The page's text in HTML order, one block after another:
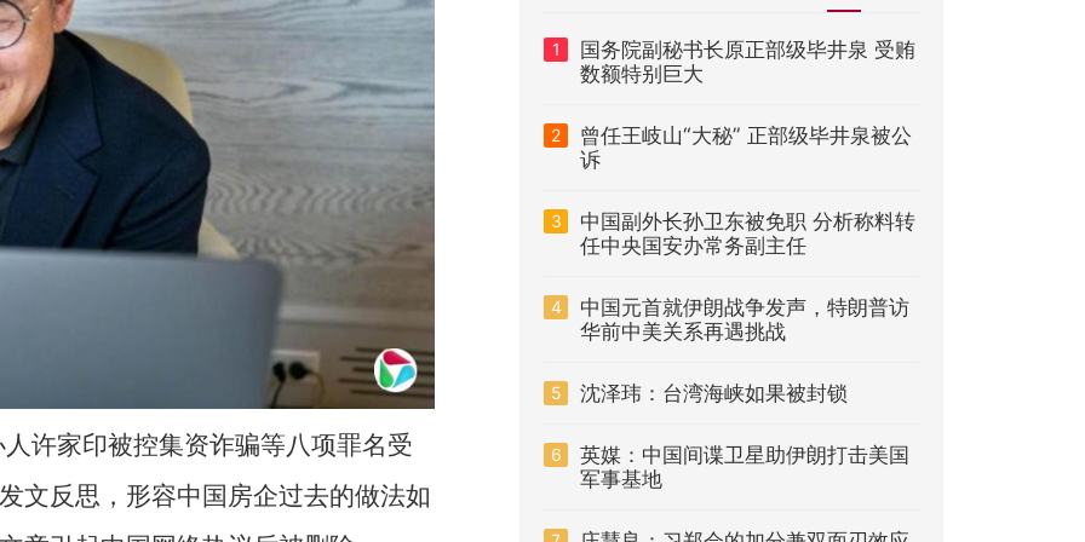
许家印被控集资诈骗等八项罪名受
文反思，形容中国房企过去的做法如
1
国务院副秘书长原正部级毕井泉 受贿
数额特别巨大
2
曾任王岐山“大秘” 正部级毕井泉被公
诉
3
中国副外长孙卫东被免职 分析称料转
任中央国安办常务副主任
4
中国元首就伊朗战争发声，特朗普访
华前中美关系再遇挑战
5 沈泽玮：台湾海峡如果被封锁
6
英媒：中国间谍卫星助伊朗打击美国
军事基地